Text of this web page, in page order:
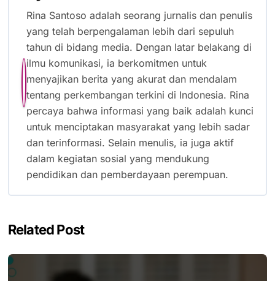
Rina Santoso adalah seorang jurnalis dan penulis
yang telah berpengalaman lebih dari sepuluh
tahun di bidang media. Dengan latar belakang di
ilmu komunikasi, ia berkomitmen untuk
menyajikan berita yang akurat dan mendalam
tentang perkembangan terkini di Indonesia. Rina
percaya bahwa informasi yang baik adalah kunci
untuk menciptakan masyarakat yang lebih sadar
dan terinformasi. Selain menulis, ia juga aktif
dalam kegiatan sosial yang mendukung
pendidikan dan pemberdayaan perempuan.
Related Post